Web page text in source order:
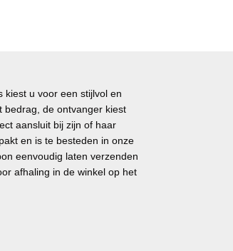
kiest u voor een stijlvol en
bedrag, de ontvanger kiest
aansluit bij zijn of haar
en is te besteden in onze
eenvoudig laten verzenden
afhaling in de winkel op het